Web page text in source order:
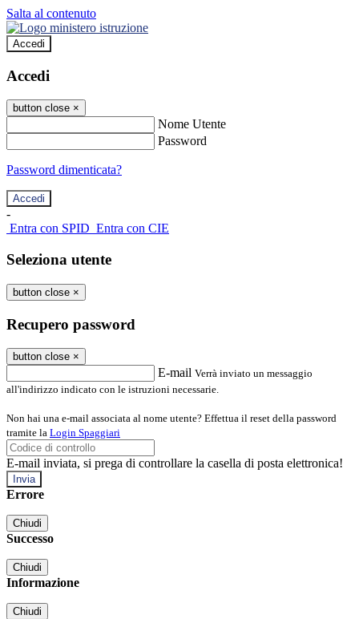
Salta al contenuto
Accedi
Accedi
button close ×
Nome Utente
Password
Password dimenticata?
-
Entra con SPID Entra con CIE
Seleziona utente
button close ×
Recupero password
button close ×
E-mail Verrà inviato un messaggio
all'indirizzo indicato con le istruzioni necessarie.
Non hai una e-mail associata al nome utente? Effettua il reset della password
tramite la Login Spaggiari
E-mail inviata, si prega di controllare la casella di posta elettronica!
Errore
Chiudi
Successo
Chiudi
Informazione
Chiudi